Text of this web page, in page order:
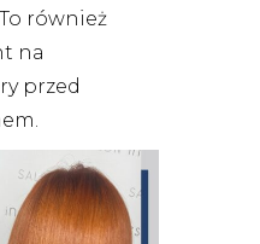
również
na
przed